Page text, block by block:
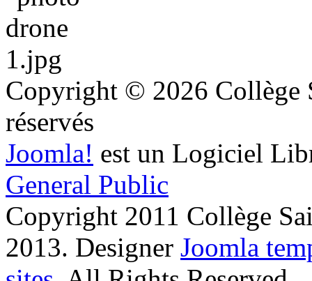
Copyright © 2026 Collège
réservés
Joomla! est un Logiciel
General Public
Copyright 2011 Collège
2013. Designer Joomla